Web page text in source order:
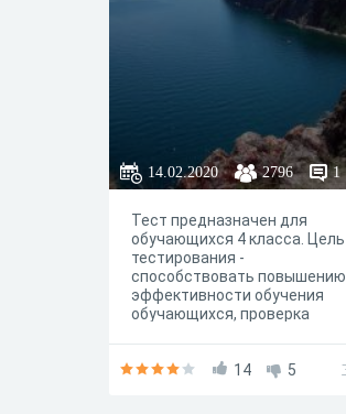
14.02.2020 2796 1
Тест предназначен для
обучающихся 4 класса. Цель
тестирования -
способствовать повышению
эффективности обучения
обучающихся, проверка
Земли", формирование
14 5